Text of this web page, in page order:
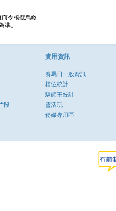
而令模擬鳥瞰
準。
段
實用資訊
賽馬日一般資訊
檔位統計
騎師王統計
靈活玩
傳媒專用區